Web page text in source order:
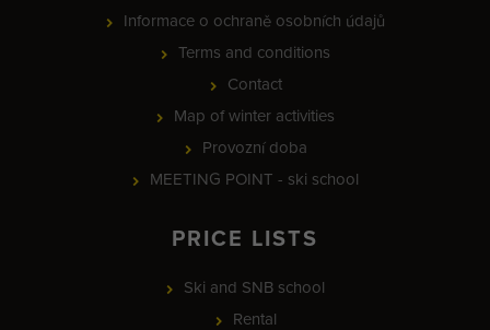
Informace o ochraně osobních údajů
Terms and conditions
Contact
Map of winter activities
Provozní doba
MEETING POINT - ski school
PRICE LISTS
Ski and SNB school
Rental